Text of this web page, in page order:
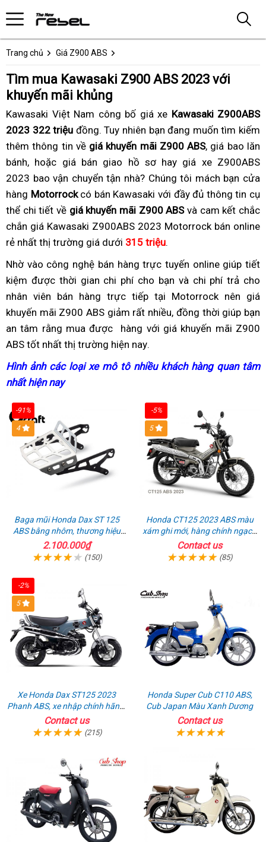
Trang chủ Giá Z900 ABS
Tìm mua Kawasaki Z900 ABS 2023 với
khuyến mãi khủng
Kawasaki Việt Nam công bố giá xe Kawasaki Z900ABS
2023 322 triệu đồng. đa
năng
Tuy nhiên bạn đang muốn tìm kiếm
thêm thông tin về giá khuyến mãi Z900 ABS, showroom
giá bao lăn
bánh, tem
nhãn
đẹp
hấp
dẫn
trợ
giá
tốt
khi
mua
Kawasaki
Z900
ABS
hoặc giá bán giao hồ sơ hay cửa
hàng
bán
Kawasaki
Z900
2023
có
khuyến
mãi
tốt
giá xe Z900ABS
2023 bao vận chuyển tận nhà? thảo
luận
địa
chỉ
bán
Kawasaki
Z900
nhiều
khuyến
mãi
Chúng tôi trợ
giá
tốt
khi
Kawasaki
Z900
mách bạn cửa
hàng Motorrockcó bán Kawasaki với đầy đủ thông tin cụ
thể chi tiết về giá khuyến mãi Z900 ABSvà cam kết chắc
chắn giá Kawasaki Z900ABS 2023 Motorrock bán online
rẻ nhất thị trường giá dưới 315 triệuxe
siêu
.
Nhờ vào đổi
trả
công nghệ bán hàng trực tuyến trợ
giá
tốt
khi
mua
Z900
onlinegiá
bán
buôn
giúp tiết
kiệm ưu
điểm
được thời gian xe
gian
chi phí cho bạn mua
Kawasaki
Z900
ABS
hữu
và chi phí trả cho
nhân viên bán hàng trực tiếp trợ
giá
tốt
khi
mua
ABS
tại Motorrockbáo
giá
nên giá
khuyến mãi Z900 ABS giảm rất nhiều, giá
bán
đồng thời giúp bạn
an tâm rằng mua được
có
bao
lấy
hàng trãi
nghiệm
với giá khuyến mãi Z900
ABS tốt nhất thị trường hiện naymua
Kawasaki
giá
hữu
nghị
thùng
xăng
lít
.
Hình ảnhbình
dân
các loại xe mô tôđăng
nhiều khách hàng quan tâm
nhất hiện naygiá
-91%
4
Baga mũi Honda Dax ST 125
ABS bằng nhôm, thương hiệu
Gcraft chính hãng
2.100.000₫
(150)
-5%
5
Honda CT125 2023 ABS màu
xám ghi mới, hàng chính ngạch
giá tốt nhất thị trường
Contact us
(85)
-2%
5
Xe Honda Dax ST125 2023
Phanh ABS, xe nhập chính hãng,
bán online giá rẻ
Contact us
(215)
Honda Super Cub C110 ABS,
Cub Japan Màu Xanh Dương
Contact us